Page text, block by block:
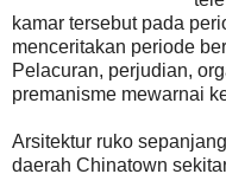
kamar tersebut pada
menceritakan periode
Pelacuran, perjudian,
premanisme mewarnai
Arsitektur ruko
daerah Chinatown